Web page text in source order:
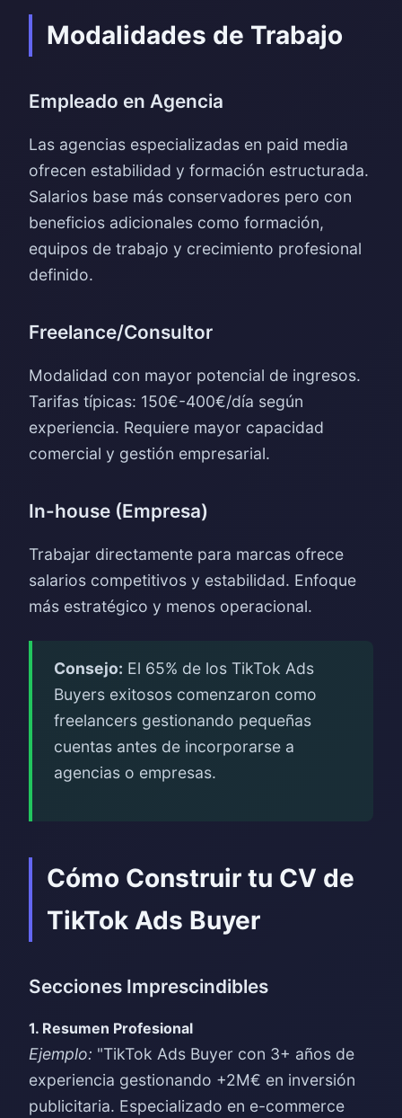
Modalidades de Trabajo
Empleado en Agencia
Las agencias especializadas en paid media
ofrecen estabilidad y formación estructurada.
Salarios base más conservadores pero con
beneficios adicionales como formación,
equipos de trabajo y crecimiento profesional
definido.
Freelance/Consultor
Modalidad con mayor potencial de ingresos.
Tarifas típicas: 150€-400€/día según
experiencia. Requiere mayor capacidad
comercial y gestión empresarial.
In-house (Empresa)
Trabajar directamente para marcas ofrece
salarios competitivos y estabilidad. Enfoque
más estratégico y menos operacional.
Consejo: El 65% de los TikTok Ads
Buyers exitosos comenzaron como
freelancers gestionando pequeñas
cuentas antes de incorporarse a
agencias o empresas.
Cómo Construir tu CV de
TikTok Ads Buyer
Secciones Imprescindibles
1. Resumen Profesional
Ejemplo: "TikTok Ads Buyer con 3+ años de
experiencia gestionando +2M€ en inversión
publicitaria. Especializado en e-commerce